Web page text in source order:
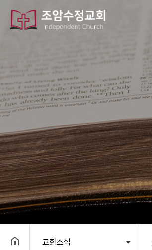
교회소식